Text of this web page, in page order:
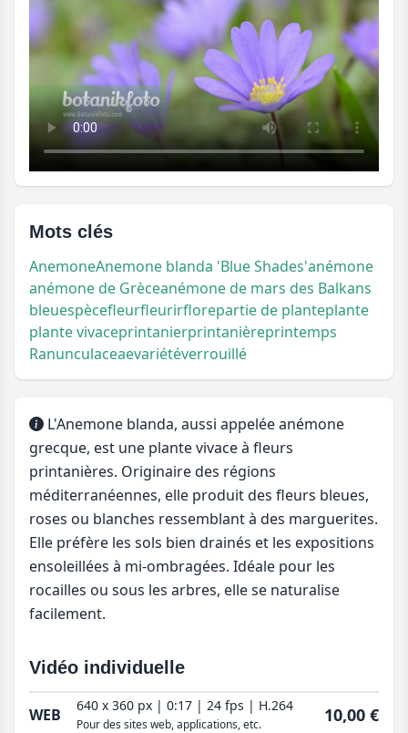
Mots clés
AnemoneAnemone blanda 'Blue Shades'anémone
anémone de Grèceanémone de mars des Balkans
bleuespècefleurfleurirflorepartie de planteplante
plante vivaceprintanierprintanièreprintemps
Ranunculaceaevariétéverrouillé
L'Anemone blanda, aussi appelée anémone
grecque, est une plante vivace à fleurs
printanières. Originaire des régions
méditerranéennes, elle produit des fleurs bleues,
roses ou blanches ressemblant à des marguerites.
Elle préfère les sols bien drainés et les expositions
ensoleillées à mi-ombragées. Idéale pour les
rocailles ou sous les arbres, elle se naturalise
facilement.
Vidéo individuelle
WEB 640 x 360 px | 0:17 | 24 fps | H.264
Pour des sites web, applications, etc. 10,00 €